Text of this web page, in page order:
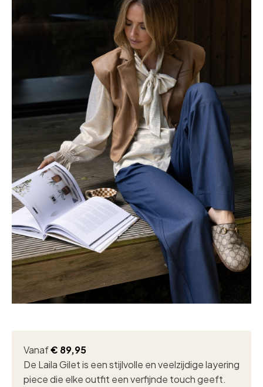
Vanaf€ 89,95
De Laila Gilet is een stijlvolle en veelzijdige layering
piece die elke outfit een verfijnde touch geeft.